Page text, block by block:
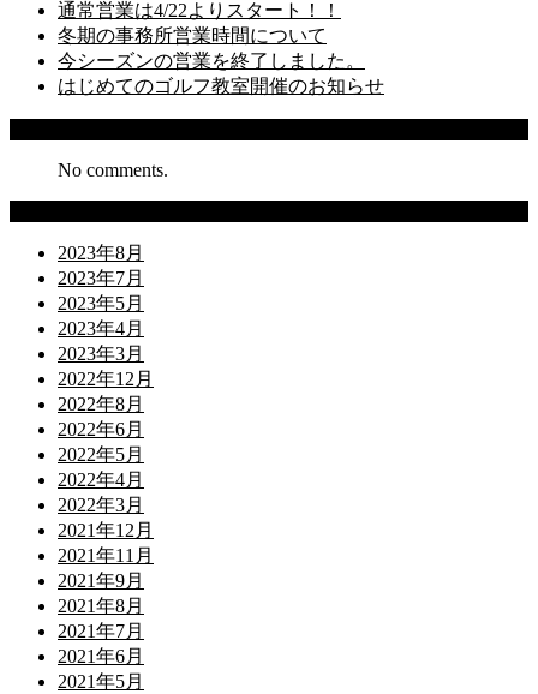
通常営業は4/22よりスタート！！
冬期の事務所営業時間について
今シーズンの営業を終了しました。
はじめてのゴルフ教室開催のお知らせ
No comments.
2023年8月
2023年7月
2023年5月
2023年4月
2023年3月
2022年12月
2022年8月
2022年6月
2022年5月
2022年4月
2022年3月
2021年12月
2021年11月
2021年9月
2021年8月
2021年7月
2021年6月
2021年5月